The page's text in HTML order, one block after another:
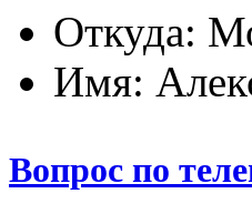
Откуда:
Имя:
Вопрос по